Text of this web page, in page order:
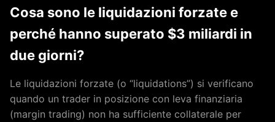
Cosa sono le liquidazioni forzate e
perché hanno superato $3 miliardi in
due giorni?
Le liquidazioni forzate (o “liquidations”) si verificano
quando un trader in posizione con leva finanziaria
(margin trading) non ha sufficiente collaterale per